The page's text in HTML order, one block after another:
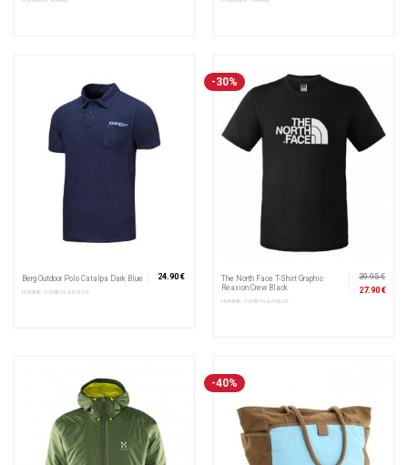
Berg Outdoor Polo Catalpa Dark Blue
HOMME • T-SHIRTS & POLOS
24.90 €
-30%
The North Face T-Shirt Graphic
Reaxion Crew Black
HOMME • T-SHIRTS & POLOS
39.95 €
27.90 €
-40%